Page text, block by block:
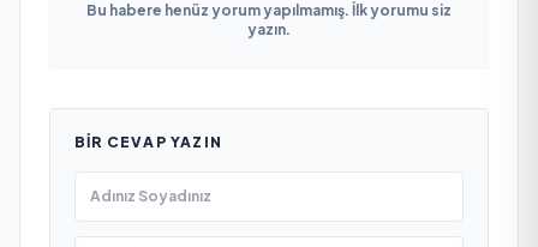
Bu habere henüz yorum yapılmamış. İlk yorumu siz
yazın.
BIR CEVAP YAZIN